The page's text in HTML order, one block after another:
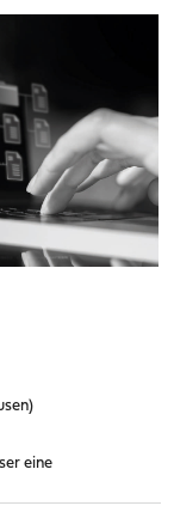
)
eine